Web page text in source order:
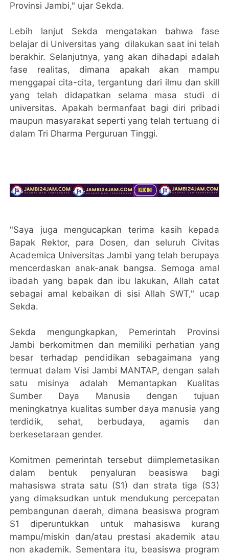
Provinsi Jambi," ujar Sekda.
Lebih lanjut Sekda mengatakan bahwa fase
belajar di Universitas yang dilakukan saat ini telah
berakhir. Selanjutnya, yang akan dihadapi adalah
fase realitas, dimana apakah akan mampu
menggapai cita-cita, tergantung dari ilmu dan skill
yang telah didapatkan selama masa studi di
universitas. Apakah bermanfaat bagi diri pribadi
maupun masyarakat seperti yang telah tertuang di
dalam Tri Dharma Perguruan Tinggi.
"Saya juga mengucapkan terima kasih kepada
Bapak Rektor, para Dosen, dan seluruh Civitas
Academica Universitas Jambi yang telah berupaya
mencerdaskan anak-anak bangsa. Semoga amal
ibadah yang bapak dan ibu lakukan, Allah catat
sebagai amal kebaikan di sisi Allah SWT," ucap
Sekda.
Sekda mengungkapkan, Pemerintah Provinsi
Jambi berkomitmen dan memiliki perhatian yang
besar terhadap pendidikan sebagaimana yang
termuat dalam Visi Jambi MANTAP, dengan salah
satu misinya adalah Memantapkan Kualitas
Sumber Daya Manusia dengan tujuan
meningkatnya kualitas sumber daya manusia yang
terdidik, sehat, berbudaya, agamis dan
berkesetaraan gender.
Komitmen pemerintah tersebut diimplemetasikan
dalam bentuk penyaluran beasiswa bagi
mahasiswa strata satu (S1) dan strata tiga (S3)
yang dimaksudkan untuk mendukung percepatan
pembangunan daerah, dimana beasiswa program
S1 diperuntukkan untuk mahasiswa kurang
mampu/miskin dan/atau prestasi akademik atau
non akademik. Sementara itu, beasiswa program